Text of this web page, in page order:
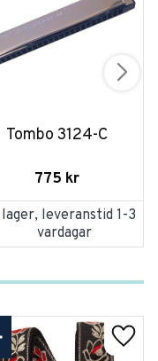
Tombo 3124-C
775 kr
leveranstid 1-3
vardagar